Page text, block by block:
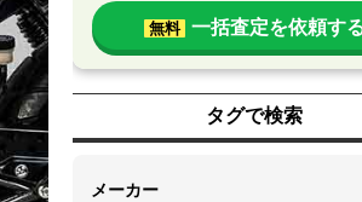
無料 一括査定を依頼す
タグで検索
メーカー